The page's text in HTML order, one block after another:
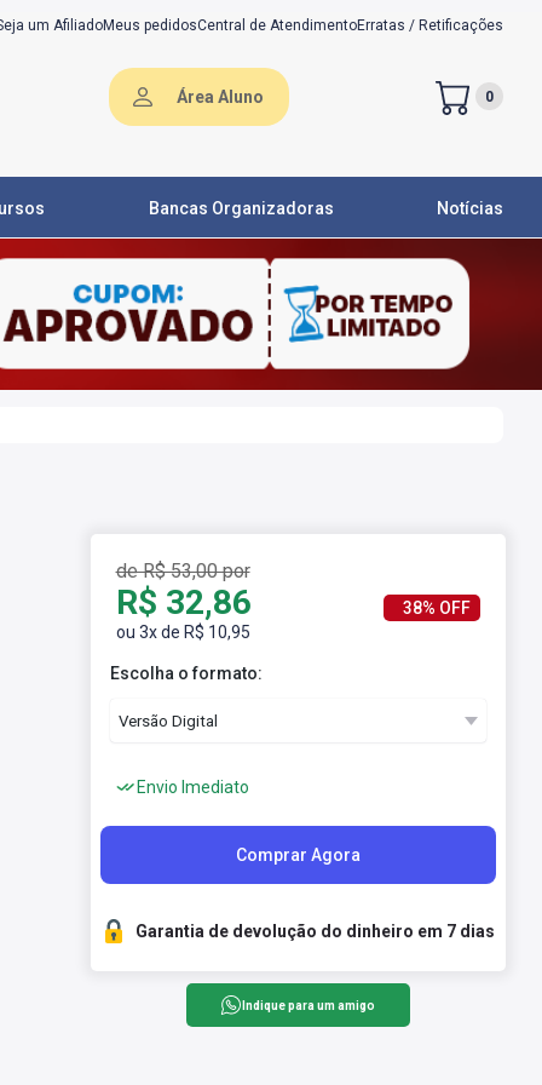
um AfiliadoMeus pedidosCentral de AtendimentoErratas / Retificações
Área Aluno 0
Bancas Organizadoras Notícias
de R$ 53,00 por
R$ 32,86
ou 3x de R$ 10,95
38% OFF
Escolha o formato:
Envio Imediato
Comprar Agora
Garantia de devolução do dinheiro em 7 dias
Indique para um amigo